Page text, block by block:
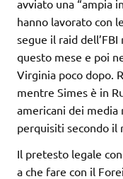
avviato una “ampia
hanno lavorato con
segue il raid
questo mese e poi
Virginia poco dopo.
mentre Simes è in
americani dei media
perquisiti secondo il
Il pretesto legale
a che fare con il